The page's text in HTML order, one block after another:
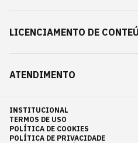
LICENCIAMENTO DE
ATENDIMENTO
INSTITUCIONAL
TERMOS DE USO
POLÍTICA DE COOKIES
POLÍTICA DE PRIVACIDADE